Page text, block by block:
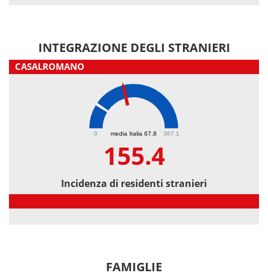
INTEGRAZIONE DEGLI STRANIERI
CASALROMANO
media Italia 67.8
0 367.1
155.4
Incidenza di residenti stranieri
FAMIGLIE